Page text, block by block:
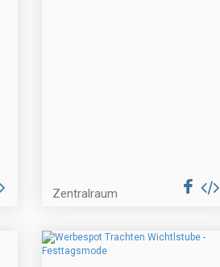
Zentralraum